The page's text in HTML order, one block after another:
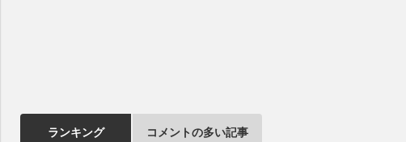
ランキング コメントの多い記事